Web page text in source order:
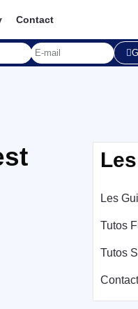
Contact
Les
Tutos
Tutos
Contact